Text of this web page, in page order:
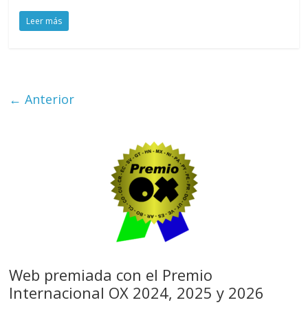
Leer más
← Anterior
Web premiada con el Premio
Internacional OX 2024, 2025 y 2026